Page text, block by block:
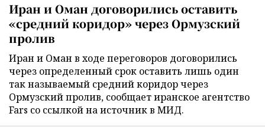
Иран и Оман договорились оставить
«средний коридор» через Ормузский
пролив
Иран и Оман в ходе переговоров договорились
через определенный срок оставить лишь один
так называемый средний коридор через
Ормузский пролив, сообщает иранское агентство
Fars со ссылкой на источник в МИД.